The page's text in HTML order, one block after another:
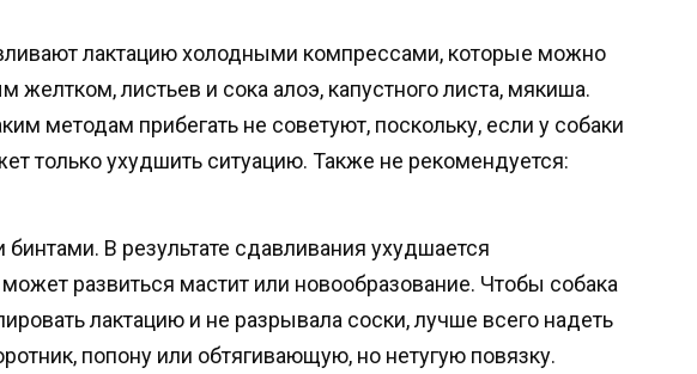
лактацию холодными компрессами, которые можно
желтком, листьев и сока алоэ, капустного листа, мякиша.
методам прибегать не советуют, поскольку, если у собаки
только ухудшить ситуацию. Также не рекомендуется:
бинтами. В результате сдавливания ухудшается
развиться мастит или новообразование. Чтобы собака
лактацию и не разрывала соски, лучше всего надеть
попону или обтягивающую, но нетугую повязку.